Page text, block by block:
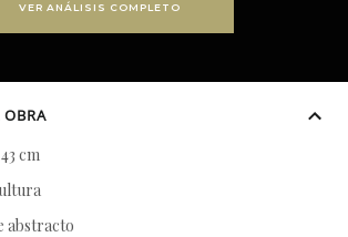
VER ANÁLISIS COMPLETO
OBRA
cm
abstracto